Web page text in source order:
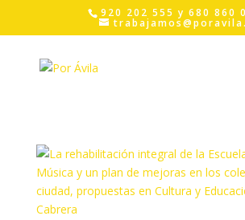
content
920 202 555 y 680 860